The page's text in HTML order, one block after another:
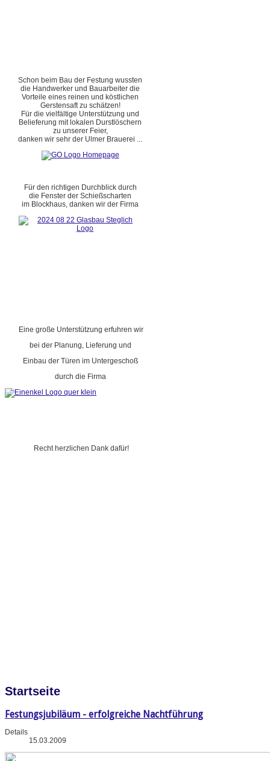
Schon beim Bau der Festung wussten
die Handwerker und Bauarbeiter die
Vorteile eines reinen und köstlichen
Gerstensaft zu schätzen!
Für die vielfältige Unterstützung und
Belieferung mit lokalen Durstlöschern
zu unserer Feier,
danken wir sehr der Ulmer Brauerei ...
Für den richtigen Durchblick durch
die Fenster der Schießscharten
im Blockhaus, danken wir der Firma
Eine große Unterstützung erfuhren wir
bei der Planung, Lieferung und
Einbau der Türen im Untergeschoß
durch die Firma
Recht herzlichen Dank dafür!
Startseite
Festungsjubiläum - erfolgreiche Nachtführung
Details
15.03.2009